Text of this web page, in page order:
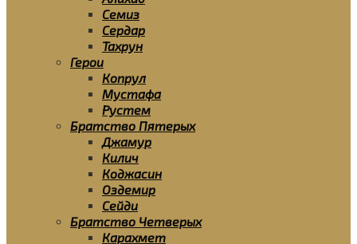
Семиз
Сердар
Тахрун
Герои
Копрул
Мустафа
Рустем
Братство Пятерых
Джамур
Килич
Коджасин
Оздемир
Сейди
Братство Четверых
Карахмет